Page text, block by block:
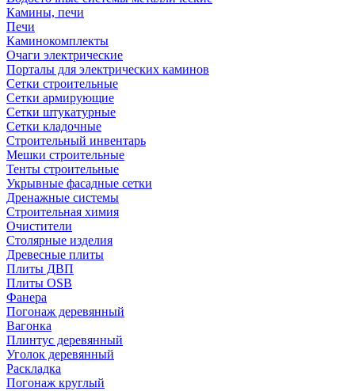
Камины, печи
Печи
Каминокомплекты
Очаги электрические
Порталы для электрических каминов
Сетки строительные
Сетки армирующие
Сетки штукатурные
Сетки кладочные
Строительный инвентарь
Мешки строительные
Тенты строительные
Укрывные фасадные сетки
Дренажные системы
Строительная химия
Очистители
Столярные изделия
Древесные плиты
Плиты ДВП
Плиты OSB
Фанера
Погонаж деревянный
Вагонка
Плинтус деревянный
Уголок деревянный
Раскладка
Погонаж круглый